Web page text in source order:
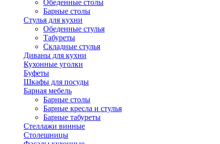
Обеденные столы
Барные столы
Стулья для кухни
Обеденные стулья
Табуреты
Складные стулья
Диваны для кухни
Кухонные уголки
Буфеты
Шкафы для посуды
Барная мебель
Барные столы
Барные кресла и стулья
Барные табуреты
Стеллажи винные
Столешницы